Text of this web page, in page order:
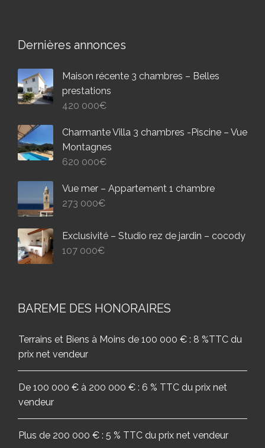
Dernières annonces
Maison récente 3 chambres – Belles
prestations
420 000€
Charmante Villa 3 chambres -Piscine – Vue
Montagnes
620 000€
Vue mer – Appartement 1 chambre
273 000€
Exclusivité – Studio rez de jardin – cocody
107 000€
BAREME DES HONORAIRES
Terrains et Biens à Moins de 100 000 € : 8 %TTC du
prix net vendeur
De 100 000 € à 200 000 € : 6 % TTC du prix net
vendeur
Plus de 200 000 € : 5 % TTC du prix net vendeur